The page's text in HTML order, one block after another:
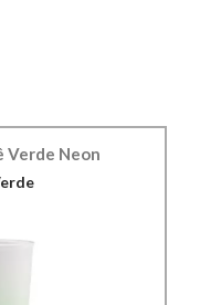
Verde Neon